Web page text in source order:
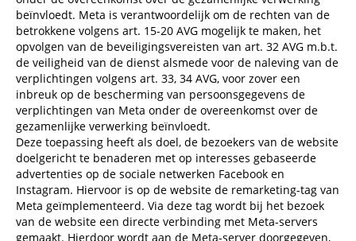
beïnvloedt. Meta is verantwoordelijk om de rechten van de
betrokkene volgens art. 15-20 AVG mogelijk te maken, het
opvolgen van de beveiligingsvereisten van art. 32 AVG m.b.t.
de veiligheid van de dienst alsmede voor de naleving van de
verplichtingen volgens art. 33, 34 AVG, voor zover een
inbreuk op de bescherming van persoonsgegevens de
verplichtingen van Meta onder de overeenkomst over de
gezamenlijke verwerking beïnvloedt.
Deze toepassing heeft als doel, de bezoekers van de website
doelgericht te benaderen met op interesses gebaseerde
advertenties op de sociale netwerken Facebook en
Instagram. Hiervoor is op de website de remarketing-tag van
Meta geïmplementeerd. Via deze tag wordt bij het bezoek
van de website een directe verbinding met Meta-servers
gemaakt. Hierdoor wordt aan de Meta-server doorgegeven,